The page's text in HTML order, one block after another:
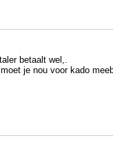
betaalt wel,.
je nou voor kado